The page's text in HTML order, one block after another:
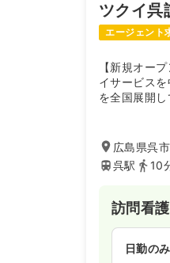
ツクイ呉
エージェント
【新規オー
イサービス
を全国展開し
貢献する」
しています。
広島県呉
呉駅
10
訪問看
日勤の